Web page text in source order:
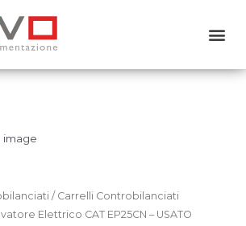
Home
Usato
/ Carrelli Controbilanciati
Elettrico CAT EP25CN – USATO